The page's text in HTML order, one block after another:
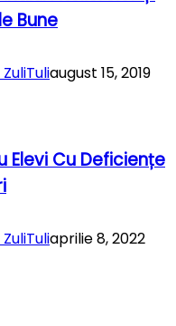
Bune
august 15, 2019
Elevi Cu Deficiențe
aprilie 8, 2022